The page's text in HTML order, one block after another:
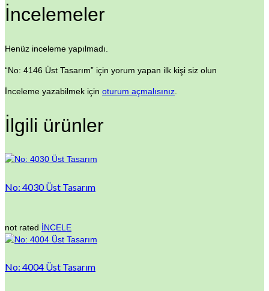
İncelemeler
Henüz inceleme yapılmadı.
“No: 4146 Üst Tasarım” için yorum yapan ilk kişi siz olun
İnceleme yazabilmek için oturum açmalısınız
İlgili ürünler
No: 4030 Üst Tasarım
not rated İNCELE
No: 4004 Üst Tasarım